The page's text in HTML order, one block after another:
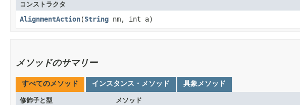
コンストラクタ
AlignmentAction​(String nm, int a)
メソッドのサマリー
すべてのメソッド インスタンス・メソッド 具象メソッド
修飾子と型 メソッド